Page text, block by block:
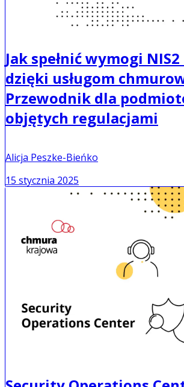
Jak spełnić wymogi NIS2
dzięki usługom
Przewodnik dla
objętych regulacjami
Alicja Peszke-Bieńko
15 stycznia 2025